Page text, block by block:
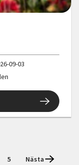
09-03
5 Nästa